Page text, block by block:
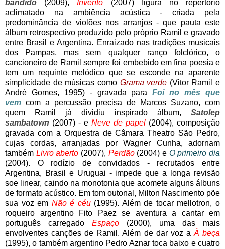
bandido (2009),Invento (2007) figura no repertório
aclimatado na ambiência acústica - criada pela
predominância de violões nos arranjos - que pauta este
álbum retrospectivo produzido pelo próprio Ramil e gravado
entre Brasil e Argentina. Enraizado nas tradições musicais
dos Pampas, mas sem qualquer ranço folclórico, o
cancioneiro de Ramil sempre foi embebido em fina poesia e
tem um requinte melódico que se esconde na aparente
simplicidade de músicas como Grama verde (Vitor Ramil e
André Gomes, 1995) - gravada paraFoi no mês que
vem com a percussão precisa de Marcos Suzano, com
quem Ramil já dividiu inspirado álbum, Satolep
sambatown (2007) - e Neve de papel (2004), composição
gravada com a Orquestra de Câmara Theatro São Pedro,
cujas cordas, arranjadas por Wagner Cunha, adornam
também Livro aberto (2007), Perdão(2004) e O primeiro dia
(2004). O rodízio de convidados - recrutados entre
Argentina, Brasil e Uruguai - impede que a longa revisão
soe linear, caindo na monotonia que acomete alguns álbuns
de formato acústico. Em tom outonal, Milton Nascimento põe
sua voz em Não é céu(1995). Além de tocar mellotron, o
roqueiro argentino Fito Paez se aventura a cantar em
português carregado Espaço (2000), uma das mais
envolventes canções de Ramil. Além de dar voz a À beça
(1995), o também argentino Pedro Aznar toca baixo e cuatro